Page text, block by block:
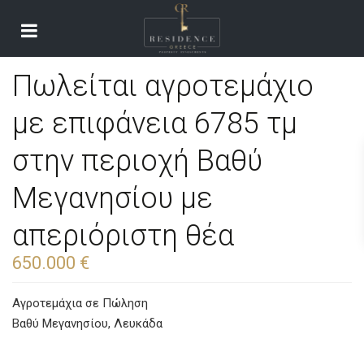
Πωλείται αγροτεμάχιο
με επιφάνεια 6785 τμ
στην περιοχή Βαθύ
Μεγανησίου με
απεριόριστη θέα
650.000 €
Αγροτεμάχια σε Πώληση
Βαθύ Μεγανησίου, Λευκάδα